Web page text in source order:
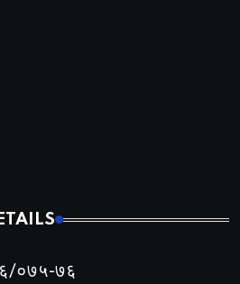
०७५-७६